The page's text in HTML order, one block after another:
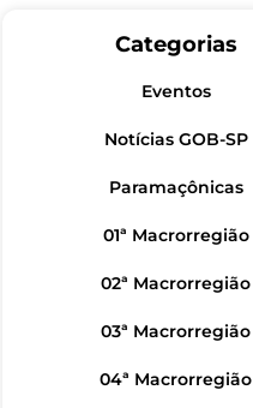
Categorias
Eventos
Notícias GOB-SP
Paramaçônicas
01ª Macrorregião
02ª Macrorregião
03ª Macrorregião
04ª Macrorregião